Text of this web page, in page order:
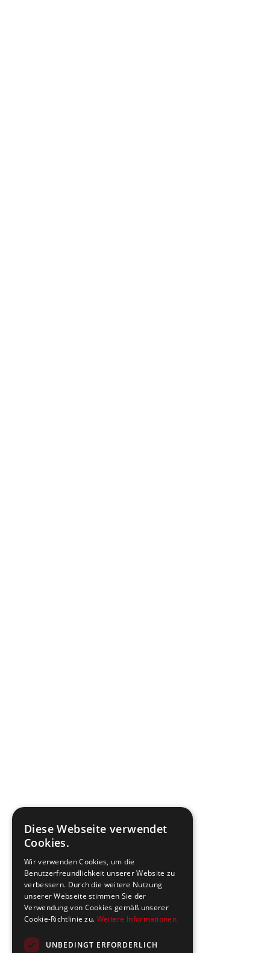
Diese Webseite verwendet
Cookies.
Wir verwenden Cookies, um die
Benutzerfreundlichkeit unserer Website zu
verbessern. Durch die weitere Nutzung
unserer Webseite stimmen Sie der
Verwendung von Cookies gemäß unserer
Cookie-Richtlinie zu. Weitere Informationen
UNBEDINGT ERFORDERLICH